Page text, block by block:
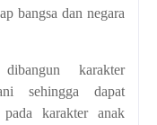
bangsa dan negara
karakter
sehingga dapat
karakter anak